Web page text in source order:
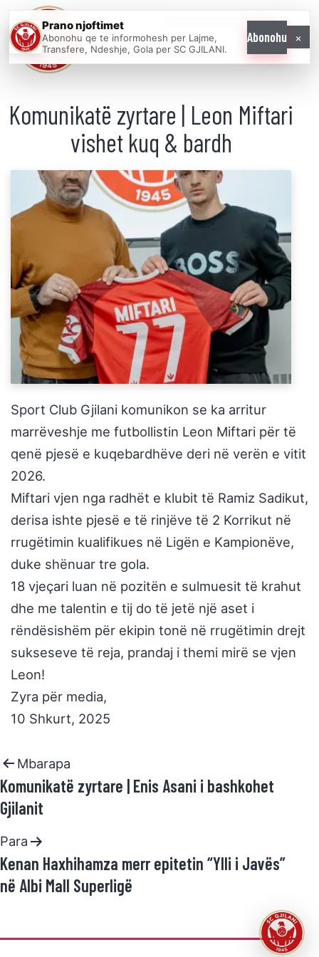
ONE
Komunikatë zyrtare | Leon Miftari
vishet kuq & bardh
Sport Club Gjilani komunikon se ka arritur
marrëveshje me futbollistin Leon Miftari për të
qenë pjesë e kuqebardhëve deri në verën e vitit
2026.
Miftari vjen nga radhët e klubit të Ramiz Sadikut,
derisa ishte pjesë e të rinjëve të 2 Korrikut në
rrugëtimin kualifikues në Ligën e Kampionëve,
duke shënuar tre gola.
18 vjeçari luan në pozitën e sulmuesit të krahut
dhe me talentin e tij do të jetë një aset i
rëndësishëm për ekipin tonë në rrugëtimin drejt
sukseseve të reja, prandaj i themi mirë se vjen
Leon!
Zyra për media,
10 Shkurt, 2025
Mbarapa
Komunikatë zyrtare | Enis Asani i bashkohet
Gjilanit
Para
Kenan Haxhihamza merr epitetin “Ylli i Javës”
në Albi Mall Superligë
Prano njoftimet
Abonohu qe te informohesh per Lajme,
Transfere, Ndeshje, Gola per SC GJILANI.
Abonohu ×